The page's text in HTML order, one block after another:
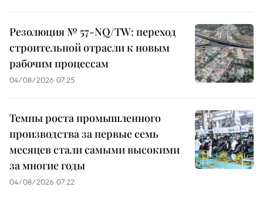
Резолюция № 57-NQ/TW: переход
строительной отрасли к новым
рабочим процессам
04/08/2026 07:25
Темпы роста промышленного
производства за первые семь
месяцев стали самыми высокими
за многие годы
04/08/2026 07:22